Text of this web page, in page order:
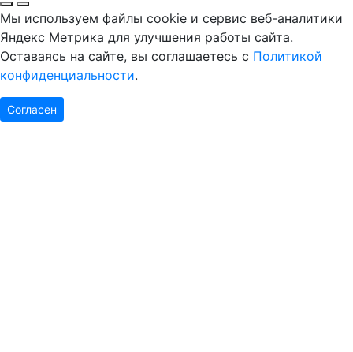
Мы используем файлы cookie и сервис веб-аналитики
Яндекс Метрика для улучшения работы сайта.
Оставаясь на сайте, вы соглашаетесь с Политикой
конфиденциальности.
Согласен